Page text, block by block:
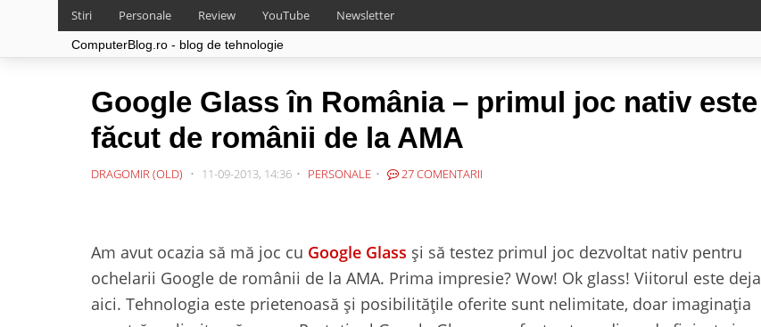
Stiri Personale Review YouTube Newsletter
ComputerBlog.ro - blog de tehnologie
Google Glass în România – primul joc nativ este
făcut de românii de la AMA
DRAGOMIR (OLD) 11-09-2013, 14:36 PERSONALE 27 COMENTARII
Am avut ocazia să mă joc cu Google Glass și să testez primul joc dezvoltat nativ pentru
ochelarii Google de românii de la AMA. Prima impresie? Wow! Ok glass! Viitorul este deja
aici. Tehnologia este prietenoasă și posibilitățile oferite sunt nelimitate, doar imaginația